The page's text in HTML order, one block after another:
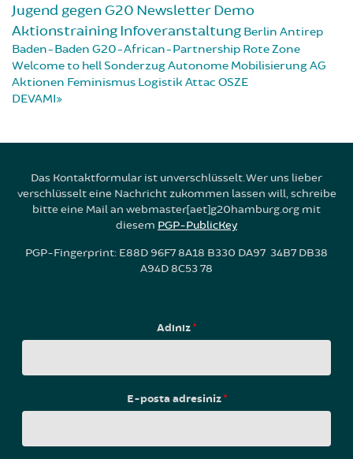
Jugend gegen G20 NewsletterDemo
AktionstrainingInfoveranstaltung Berlin Antirep
Baden-Baden G20-African-Partnership Rote Zone
Welcome to hellSonderzugAutonome MobilisierungAG
Aktionen Feminismus Logistik Attac OSZE
DEVAMI
Das Kontaktformular ist unverschlüsselt. Wer uns lieber
verschlüsselt eine Nachricht zukommen lassen will, schreibe
bitte eine Mail an webmaster[aet]g20hamburg.org mit
diesem PGP-PublicKey
PGP-Fingerprint: E88D 96F7 8A18 B330 DA97 34B7 DB38
A94D 8C53 78
Adınız*
E-posta adresiniz*